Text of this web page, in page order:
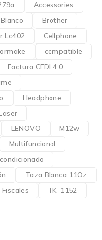
Accessories
Blanco
Brother
Lc402
Cellphone
compatible
Factura CFDI 4.0
Headphone
LENOVO
M12w
Multifuncional
Taza Blanca 11Oz
TK-1152